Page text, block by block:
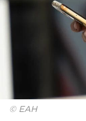
© ЕАН